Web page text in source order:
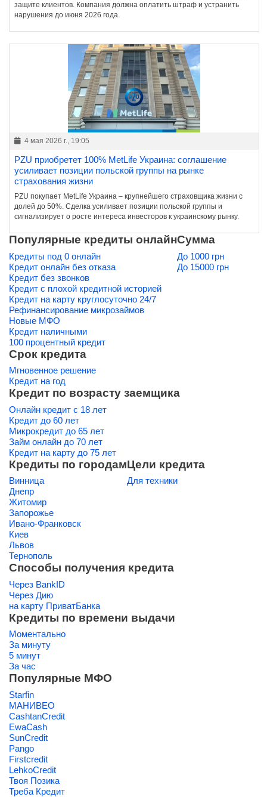
защите клиентов. Компания должна оплатить штраф и устранить
нарушения до июня 2026 года.
4 мая 2026 г., 19:05
PZU приобретет 100% MetLife Украина: соглашение
усиливает позиции польской группы на рынке
страхования жизни
PZU покупает MetLife Украина – крупнейшего страховщика жизни с
долей до 50%. Сделка усиливает позиции польской группы и
сигнализирует о росте интереса инвесторов к украинскому рынку.
Популярные кредиты онлайн
Кредиты под 0 онлайн
Кредит онлайн без отказа
Кредит без звонков
Кредит с плохой кредитной историей
Кредит на карту круглосуточно 24/7
Рефинансирование микрозаймов
Новые МФО
Кредит наличными
100 процентный кредит
Сумма
До 1000 грн
До 15000 грн
Срок кредита
Мгновенное решение
Кредит на год
Кредит по возрасту заемщика
Онлайн кредит с 18 лет
Кредит до 60 лет
Микрокредит до 65 лет
Займ онлайн до 70 лет
Кредит на карту до 75 лет
Кредиты по городам
Винница
Днепр
Житомир
Запорожье
Ивано-Франковск
Киев
Львов
Тернополь
Цели кредита
Для техники
Способы получения кредита
Через BankID
Через Дию
на карту ПриватБанка
Кредиты по времени выдачи
Моментально
За минуту
5 минут
За час
Популярные МФО
Starfin
МАНИВЕО
CashtanCredit
EwaCash
SunCredit
Pango
Firstcredit
LehkoCredit
Твоя Позика
Треба Кредит